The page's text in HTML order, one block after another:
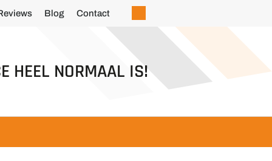
Blog Contact
HEEL NORMAAL IS!